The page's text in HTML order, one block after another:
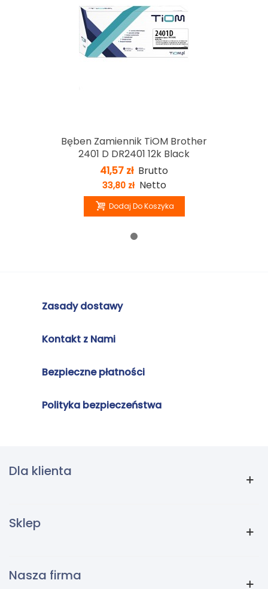
Bęben Zamiennik TiOM Brother
2401 D DR2401 12k Black
41,57 zł Brutto
33,80 zł Netto
Dodaj Do Koszyka
Zasady dostawy
Kontakt z Nami
Bezpieczne płatności
Polityka bezpieczeństwa
Dla klienta
Sklep
Nasza firma